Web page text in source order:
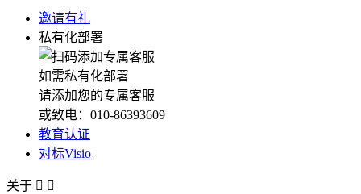
邀请有礼
私有化部署
如需私有化部署
请添加您的专属客服
或致电：010-86393609
教育认证
对标Visio
关于  